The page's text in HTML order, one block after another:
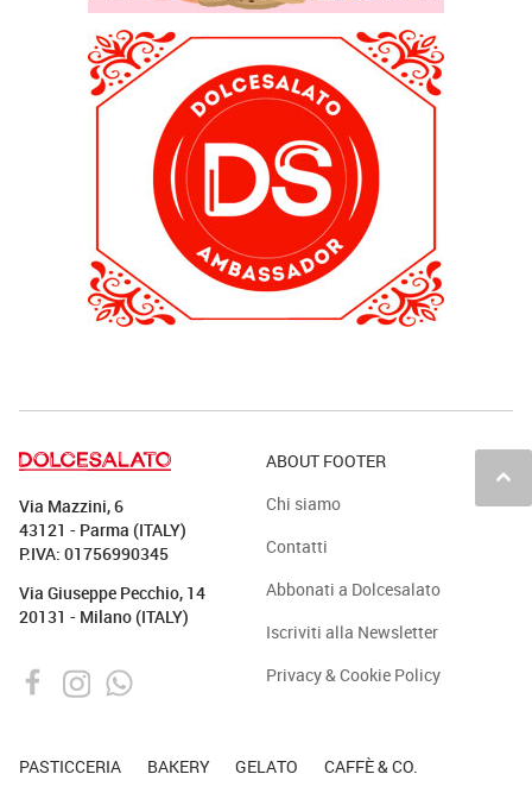
keyboard_arrow_up
Via Mazzini, 6
43121 - Parma (ITALY)
P.IVA: 01756990345
Via Giuseppe Pecchio, 14
20131 - Milano (ITALY)
ABOUT FOOTER
Chi siamo
Contatti
Abbonati a Dolcesalato
Iscriviti alla Newsletter
Privacy & Cookie Policy
PASTICCERIA BAKERY GELATO CAFFÈ & CO.